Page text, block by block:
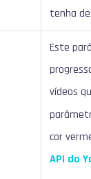
tenha
Este
vídeos
cor
API do